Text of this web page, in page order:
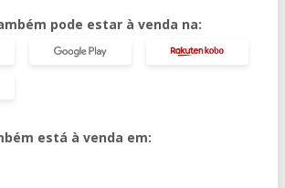
pode estar à venda na:
está à venda em: